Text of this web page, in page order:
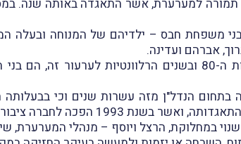
ללא תמורה למערערת, אשר התאגדה באותה
משפחת חבס – ילדיהם של המנוחה ובעלה
אברהם ועדינה.
חבס (
הנדל"ן מזה עשרות שנים וכי
שנוי במחלוקת, הרצל ויוסף – מנהלי